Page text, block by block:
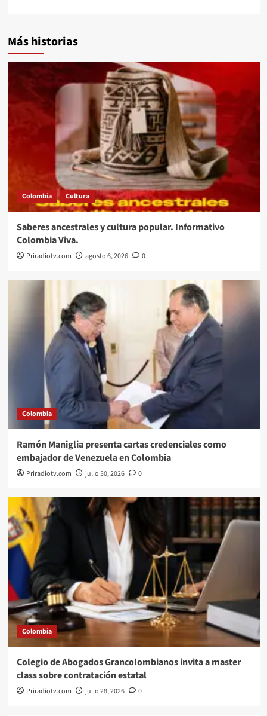
Más historias
Colombia Cultura
Saberes ancestrales y cultura popular. Informativo
Colombia Viva.
Priradiotv.com agosto 6, 2026 0
Colombia
Ramón Maniglia presenta cartas credenciales como
embajador de Venezuela en Colombia
Priradiotv.com julio 30, 2026 0
Colombia
Colegio de Abogados Grancolombianos invita a master
class sobre contratación estatal
Priradiotv.com julio 28, 2026 0